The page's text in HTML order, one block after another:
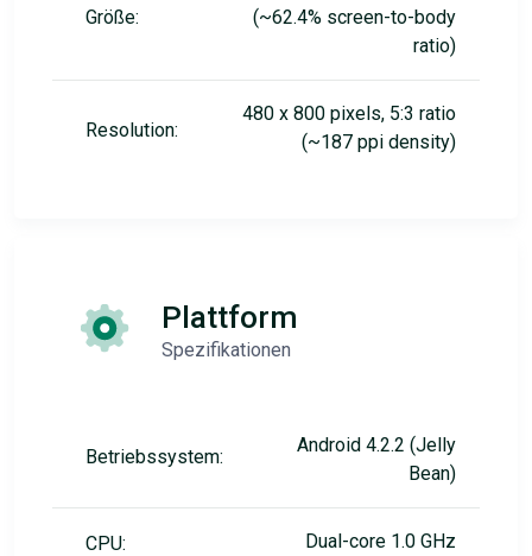
Größe:
(~62.4% screen-to-body
ratio)
Resolution:
480 x 800 pixels, 5:3 ratio
(~187 ppi density)
Plattform
Spezifikationen
Betriebssystem:
Android 4.2.2 (Jelly
Bean)
CPU: Dual-core 1.0 GHz